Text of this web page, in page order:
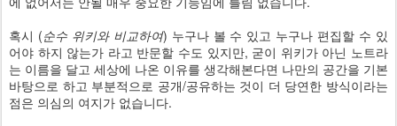
혹시 (순수 위키와 비교하여) 누구나 볼 수 있고 누구나 편집할 수 있
어야 하지 않는가 라고 반문할 수도 있지만, 굳이 위키가 아닌 노트라
는 이름을 달고 세상에 나온 이유를 생각해본다면 나만의 공간을 기본
바탕으로 하고 부분적으로 공개/공유하는 것이 더 당연한 방식이라는
점은 의심의 여지가 없습니다.